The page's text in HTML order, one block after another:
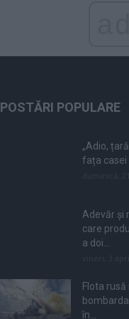
POSTĂRI POPULARE
„Adio,
fața casei
Adevăr și
care
a doi...
Flota
în...